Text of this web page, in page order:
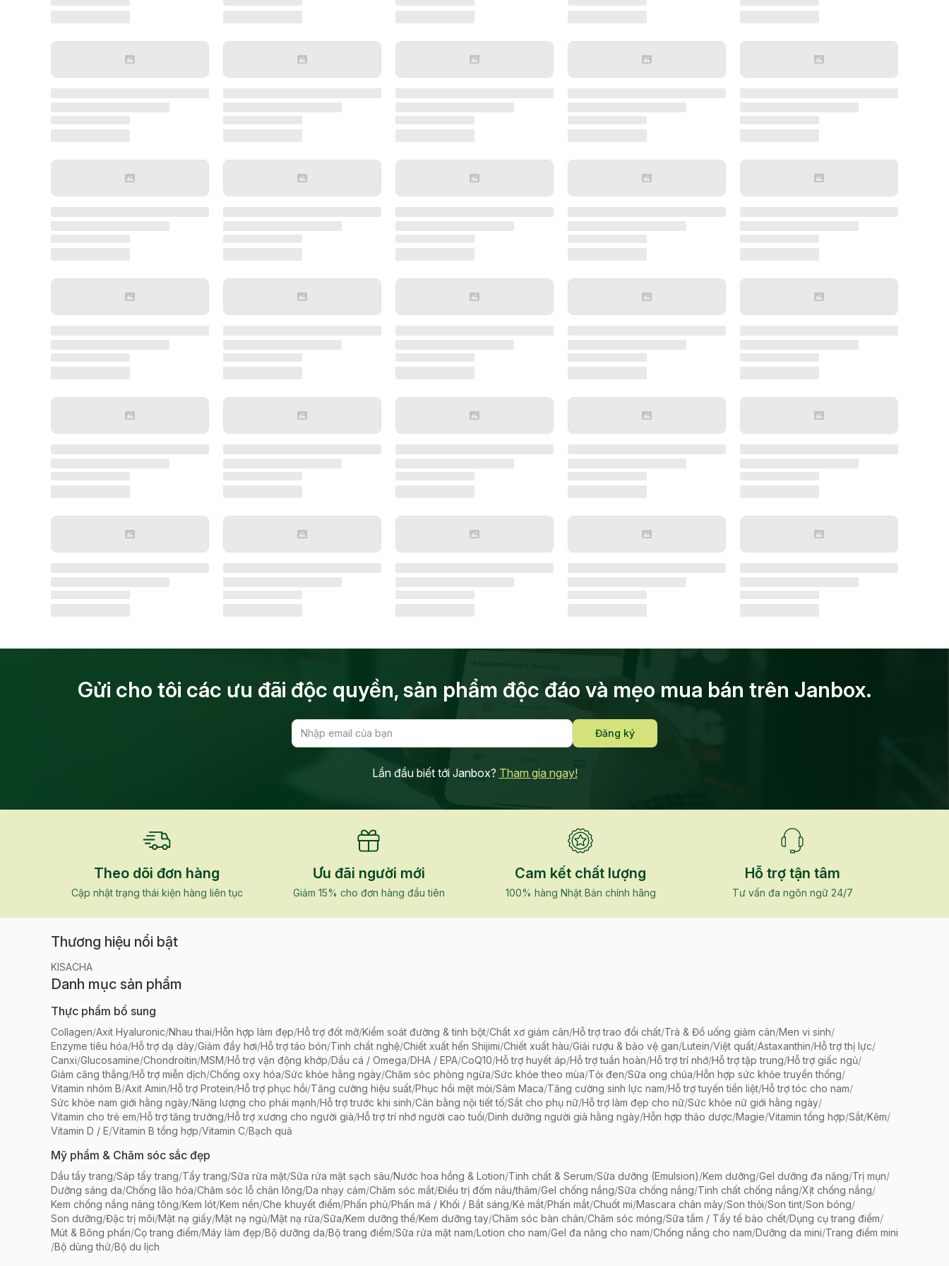
Gửi cho tôi các ưu đãi độc quyền, sản phẩm độc đáo và mẹo mua bán trên Janbox.
Đăng ký
Lần đầu biết tới Janbox? Tham gia ngay!
Theo dõi đơn hàng
Cập nhật trạng thái kiện hàng liên tục
Ưu đãi người mới
Giảm 15% cho đơn hàng đầu tiên
Cam kết chất lượng
100% hàng Nhật Bản chính hãng
Hỗ trợ tận tâm
Tư vấn đa ngôn ngữ 24/7
Thương hiệu nổi bật
KISACHA
Danh mục sản phẩm
Thực phẩm bổ sung
Collagen/Axit Hyaluronic/Nhau thai/Hỗn hợp làm đẹp/Hỗ trợ đốt mỡ/Kiểm soát đường & tinh bột/Chất xơ giảm cân/Hỗ trợ trao đổi chất/Trà & Đồ uống giảm cân/Men vi sinh/
Enzyme tiêu hóa/Hỗ trợ dạ dày/Giảm đầy hơi/Hỗ trợ táo bón/Tinh chất nghệ/Chiết xuất hến Shijimi/Chiết xuất hàu/Giải rượu & bảo vệ gan/Lutein/Việt quất/Astaxanthin/Hỗ trợ thị lực/
Canxi/Glucosamine/Chondroitin/MSM/Hỗ trợ vận động khớp/Dầu cá / Omega/DHA / EPA/CoQ10/Hỗ trợ huyết áp/Hỗ trợ tuần hoàn/Hỗ trợ trí nhớ/Hỗ trợ tập trung/Hỗ trợ giấc ngủ/
Giảm căng thẳng/Hỗ trợ miễn dịch/Chống oxy hóa/Sức khỏe hằng ngày/Chăm sóc phòng ngừa/Sức khỏe theo mùa/Tỏi đen/Sữa ong chúa/Hỗn hợp sức khỏe truyền thống/
Vitamin nhóm B/Axit Amin/Hỗ trợ Protein/Hỗ trợ phục hồi/Tăng cường hiệu suất/Phục hồi mệt mỏi/Sâm Maca/Tăng cường sinh lực nam/Hỗ trợ tuyến tiền liệt/Hỗ trợ tóc cho nam/
Sức khỏe nam giới hằng ngày/Năng lượng cho phái mạnh/Hỗ trợ trước khi sinh/Cân bằng nội tiết tố/Sắt cho phụ nữ/Hỗ trợ làm đẹp cho nữ/Sức khỏe nữ giới hằng ngày/
Vitamin cho trẻ em/Hỗ trợ tăng trưởng/Hỗ trợ xương cho người già/Hỗ trợ trí nhớ người cao tuổi/Dinh dưỡng người già hằng ngày/Hỗn hợp thảo dược/Magie/Vitamin tổng hợp/Sắt/Kẽm/
Vitamin D / E/Vitamin B tổng hợp/Vitamin C/Bạch quả
Mỹ phẩm & Chăm sóc sắc đẹp
Dầu tẩy trang/Sáp tẩy trang/Tẩy trang/Sữa rửa mặt/Sữa rửa mặt sạch sâu/Nước hoa hồng & Lotion/Tinh chất & Serum/Sữa dưỡng (Emulsion)/Kem dưỡng/Gel dưỡng đa năng/Trị mụn/
Dưỡng sáng da/Chống lão hóa/Chăm sóc lỗ chân lông/Da nhạy cảm/Chăm sóc mắt/Điều trị đốm nâu/thâm/Gel chống nắng/Sữa chống nắng/Tinh chất chống nắng/Xịt chống nắng/
Kem chống nắng nâng tông/Kem lót/Kem nền/Che khuyết điểm/Phấn phủ/Phấn má / Khối / Bắt sáng/Kẻ mắt/Phấn mắt/Chuốt mi/Mascara chân mày/Son thỏi/Son tint/Son bóng/
Son dưỡng/Đặc trị môi/Mặt nạ giấy/Mặt nạ ngủ/Mặt nạ rửa/Sữa/Kem dưỡng thể/Kem dưỡng tay/Chăm sóc bàn chân/Chăm sóc móng/Sữa tắm / Tẩy tế bào chết/Dụng cụ trang điểm/
Mút & Bông phấn/Cọ trang điểm/Máy làm đẹp/Bộ dưỡng da/Bộ trang điểm/Sữa rửa mặt nam/Lotion cho nam/Gel đa năng cho nam/Chống nắng cho nam/Dưỡng da mini/Trang điểm mini
/Bộ dùng thử/Bộ du lịch